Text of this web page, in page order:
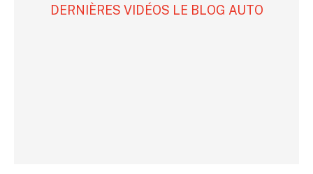
DERNIÈRES VIDÉOS LE BLOG AUTO